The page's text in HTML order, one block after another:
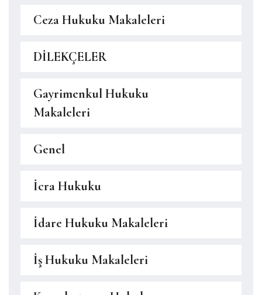
Ceza Hukuku Makaleleri
DİLEKÇELER
Gayrimenkul Hukuku
Makaleleri
Genel
İcra Hukuku
İdare Hukuku Makaleleri
İş Hukuku Makaleleri